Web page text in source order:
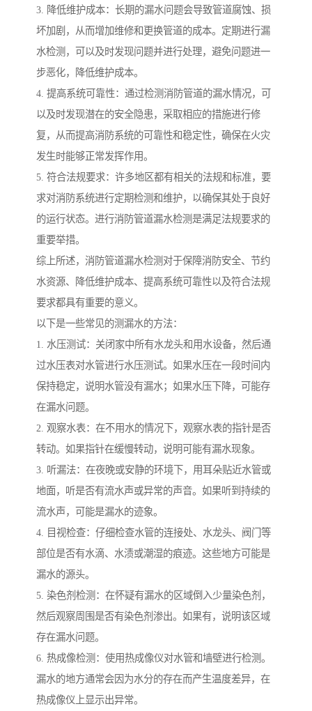
3. 降低维护成本：长期的漏水问题会导致管道腐蚀、损
坏加剧，从而增加维修和更换管道的成本。定期进行漏
水检测，可以及时发现问题并进行处理，避免问题进一
步恶化，降低维护成本。
4. 提高系统可靠性：通过检测消防管道的漏水情况，可
以及时发现潜在的安全隐患，采取相应的措施进行修
复，从而提高消防系统的可靠性和稳定性，确保在火灾
发生时能够正常发挥作用。
5. 符合法规要求：许多地区都有相关的法规和标准，要
求对消防系统进行定期检测和维护，以确保其处于良好
的运行状态。进行消防管道漏水检测是满足法规要求的
重要举措。
综上所述，消防管道漏水检测对于保障消防安全、节约
水资源、降低维护成本、提高系统可靠性以及符合法规
要求都具有重要的意义。
以下是一些常见的测漏水的方法：
1. 水压测试：关闭家中所有水龙头和用水设备，然后通
过水压表对水管进行水压测试。如果水压在一段时间内
保持稳定，说明水管没有漏水；如果水压下降，可能存
在漏水问题。
2. 观察水表：在不用水的情况下，观察水表的指针是否
转动。如果指针在缓慢转动，说明可能有漏水现象。
3. 听漏法：在夜晚或安静的环境下，用耳朵贴近水管或
地面，听是否有流水声或异常的声音。如果听到持续的
流水声，可能是漏水的迹象。
4. 目视检查：仔细检查水管的连接处、水龙头、阀门等
部位是否有水滴、水渍或潮湿的痕迹。这些地方可能是
漏水的源头。
5. 染色剂检测：在怀疑有漏水的区域倒入少量染色剂，
然后观察周围是否有染色剂渗出。如果有，说明该区域
存在漏水问题。
6. 热成像检测：使用热成像仪对水管和墙壁进行检测。
漏水的地方通常会因为水分的存在而产生温度差异，在
热成像仪上显示出异常。